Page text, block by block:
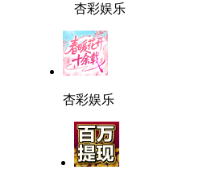
杏彩娱乐
杏彩娱乐